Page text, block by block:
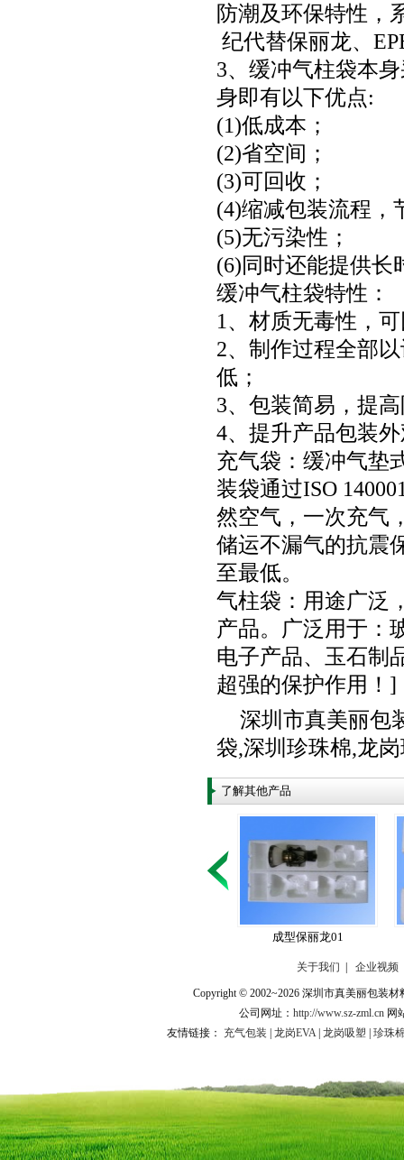
防潮及环保特性，
纪代替保丽龙、
3、缓冲气柱袋本
身即有以下优点:
(1)低成本；
(2)省空间；
(3)可回收；
(4)缩减包装流程
(5)无污染性；
(6)同时还能提供长
缓冲气柱袋特性：
1、材质无毒性，
2、制作过程全部
低；
3、包装简易，提
4、提升产品包装
充气袋：缓冲气垫
装袋通过ISO
然空气，一次充气
储运不漏气的抗震
至最低。
气柱袋：用途广泛
产品。广泛用于：
电子产品、玉石制
超强的保护作用！]
深圳市真美丽包
袋,深圳珍珠棉,龙
了解其他产品
成型保丽龙01
关于我们 企业视频
Copyright © 2002~2026 深圳市真美丽包装
公司网址： http://www.sz-zml.cn 网
友情链接： 充气包装 龙岗EVA| 龙岗吸塑 珍珠